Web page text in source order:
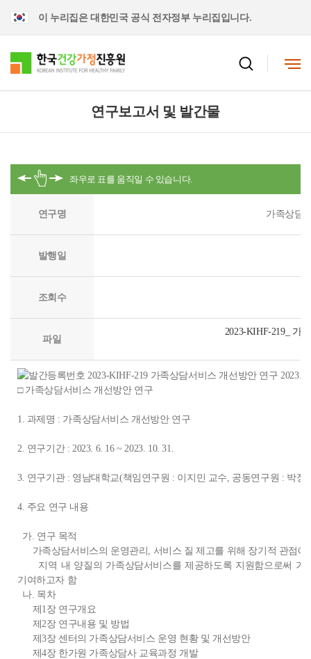
이 누리집은 대한민국 공식 전자정부 누리집입니다.
연구보고서 및 발간물
연구명 가족상담
발행일
조회수
파일
2023-KIHF-219_ 가
□ 가족상담서비스 개선방안 연구
1. 과제명 : 가족상담서비스 개선방안 연구
2. 연구기간 : 2023. 6. 16 ~ 2023. 10. 31.
3. 연구기관 : 영남대학교(책임연구원 : 이지민 교수, 공동연구원 : 박
4. 주요 연구 내용
가. 연구 목적
가족상담서비스의 운영관리, 서비스 질 제고를 위해 장기적 관점에
지역 내 양질의 가족상담서비스를 제공하도록 지원함으로써 가
기여하고자 함
나. 목차
제1장 연구개요
제2장 연구내용 및 방법
제3장 센터의 가족상담서비스 운영 현황 및 개선방안
제4장 한가원 가족상담사 교육과정 개발